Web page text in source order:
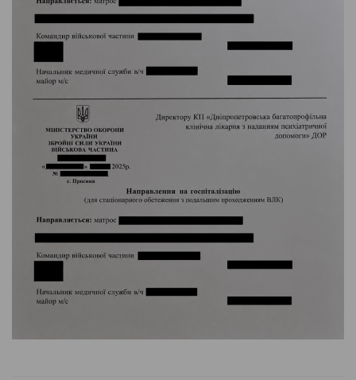
Telegram WhatsApp Viber Signal